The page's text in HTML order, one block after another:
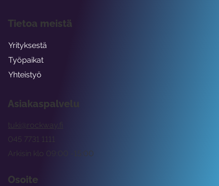
Asiakaspalvelu
tuki@rockway.fi
Arkisin klo 09:00 -15:00
045 7731 1111
Osoite
Tietoa meistä
Yrityksestä
Työpaikat
Yhteistyö